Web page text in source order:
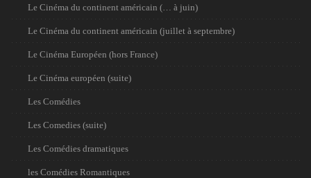
Le Cinéma du continent américain (… à juin)
Le Cinéma du continent américain (juillet à septembre)
Le Cinéma Européen (hors France)
Le Cinéma européen (suite)
Les Comédies
Les Comedies (suite)
Les Comédies dramatiques
les Comédies Romantiques